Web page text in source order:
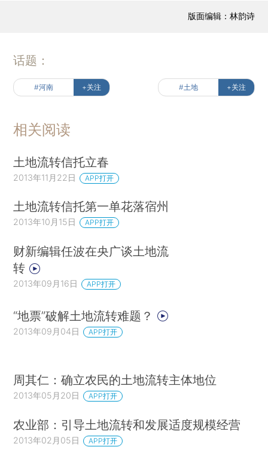
版面编辑：林韵诗
话题：
#河南 +关注 #土地 +关注
相关阅读
土地流转信托立春
2013年11月22日 APP打开
土地流转信托第一单花落宿州
2013年10月15日 APP打开
财新编辑任波在央广谈土地流
转
2013年09月16日 APP打开
“地票”破解土地流转难题？
2013年09月04日 APP打开
周其仁：确立农民的土地流转主体地位
2013年05月20日 APP打开
农业部：引导土地流转和发展适度规模经营
2013年02月05日 APP打开